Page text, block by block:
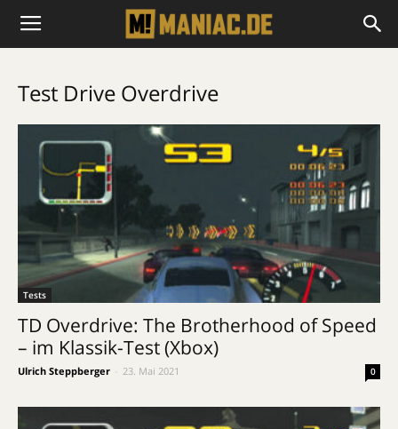
Test Drive Overdrive
Tests
TD Overdrive: The Brotherhood of Speed
– im Klassik-Test (Xbox)
Ulrich Steppberger 23. Mai 2021 0